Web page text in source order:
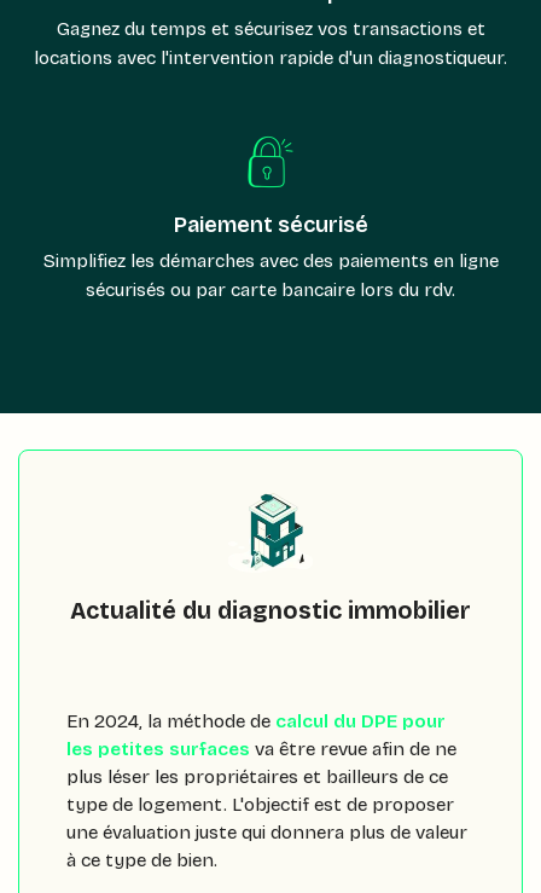
Gagnez du temps et sécurisez vos transactions et
locations avec l'intervention rapide d'un diagnostiqueur.
Paiement sécurisé
Simplifiez les démarches avec des paiements en ligne
sécurisés ou par carte bancaire lors du rdv.
Actualité du diagnostic immobilier
En 2024, la méthode de calcul du DPE pour
les petites surfaces va être revue afin de ne
plus léser les propriétaires et bailleurs de ce
type de logement. L'objectif est de proposer
une évaluation juste qui donnera plus de valeur
à ce type de bien.